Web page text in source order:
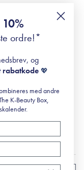
10%
ordre!*
og
rabatkode 💖
med andre
K-Beauty Box,